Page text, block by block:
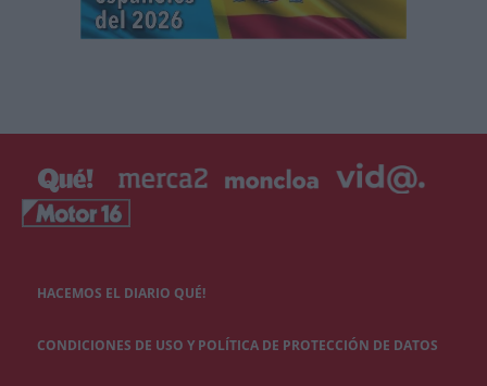
HACEMOS EL DIARIO QUÉ!
CONDICIONES DE USO Y POLÍTICA DE PROTECCIÓN DE DATOS